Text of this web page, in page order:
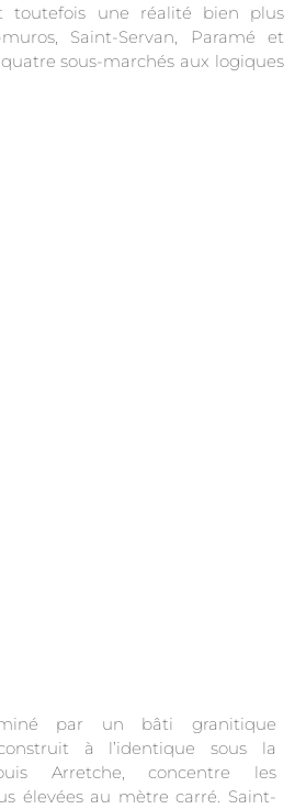
toutefois une réalité bien plus
Saint-Servan, Paramé et
sous-marchés aux logiques
par un bâti granitique
à l’identique sous la
Arretche, concentre les
élevées au mètre carré. Saint-